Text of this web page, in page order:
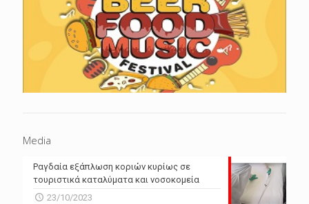
Media
Ραγδαία εξάπλωση κοριών κυρίως σε
τουριστικά καταλύματα και νοσοκομεία
23/10/2023